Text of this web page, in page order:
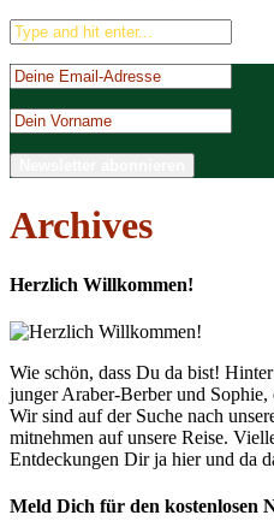
Archives
Herzlich Willkommen!
Wie schön, dass Du da bist!
junger Araber-Berber und Sophie,
Wir sind auf der Suche nach
mitnehmen auf unsere Reise.
Entdeckungen Dir ja hier und da
Meld Dich für den kostenlosen